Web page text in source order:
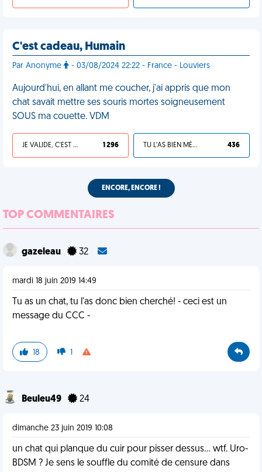
C'est cadeau, Humain
Par Anonyme - 03/08/2024 22:22 - France - Louviers
Aujourd'hui, en allant me coucher, j'ai appris que mon
chat savait mettre ses souris mortes soigneusement
SOUS ma couette. VDM
JE VALIDE, C'EST UNE VDM 1 296 TU L'AS BIEN MÉRITÉ 436
ENCORE, ENCORE !
TOP COMMENTAIRES
gazeleau 32
mardi 18 juin 2019 14:49
Tu as un chat, tu l'as donc bien cherché! - ceci est un
message du CCC -
18 1
Beuleu49 24
dimanche 23 juin 2019 10:08
un chat qui planque du cuir pour pisser dessus... wtf. Uro-
BDSM ? Je sens le souffle du comité de censure dans